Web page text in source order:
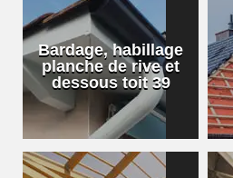
Bardage, habillage
planche de rive et
dessous toit 39